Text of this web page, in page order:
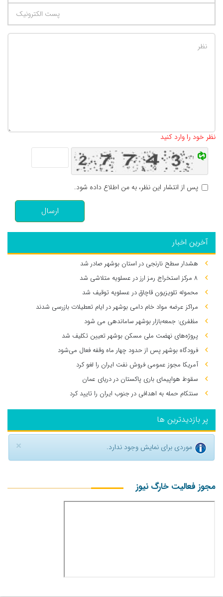
نظر خود را وارد کنید
پس از انتشار این نظر، به من اطلاع داده شود.
ارسال
آخرین اخبار
هشدار سطح نارنجی در استان بوشهر صادر شد
۸ مرکز استخراج رمز ارز در عسلویه متلاشی شد
محموله تلویزیون قاچاق در عسلویه توقیف شد
مراکز عرضه مواد خام دامی بوشهر در ایام تعطیلات بازرسی شدند
مظفری: جمعه‌بازار بوشهر ساماندهی می‌ شود
پروژه‌های نهضت ملی مسکن بوشهر تعیین تکلیف شد
فرودگاه بوشهر پس از حدود چهار ماه وقفه فعال می‌شود
آمریکا مجوز عمومی فروش نفت ایران را لغو کرد
سقوط هواپیمای باری پاکستان در دریای عمان
سنتکام حمله به اهدافی در جنوب ایران را تایید کرد
پر بازدیدترین ها
× موردی برای نمایش وجود ندارد.
مجوز فعالیت خارگ نیوز